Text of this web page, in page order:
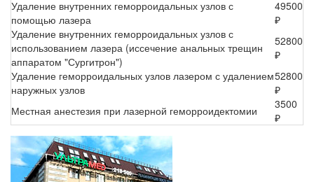
Удаление внутренних геморроидальных узлов с
помощью лазера
49500
₽
Удаление внутренних геморроидальных узлов с
использованием лазера (иссечение анальных трещин
аппаратом "Сургитрон")
52800
₽
Удаление геморроидальных узлов лазером с удалением
наружных узлов
52800
₽
Местная анестезия при лазерной геморроидектомии
3500
₽